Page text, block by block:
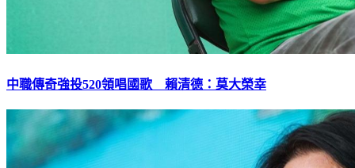
中職傳奇強投520領唱國歌 賴清德：莫大榮幸